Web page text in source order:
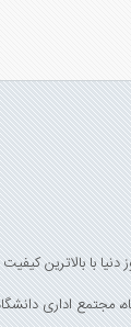
با بالاترین
اداری دانشگاه، پلاک